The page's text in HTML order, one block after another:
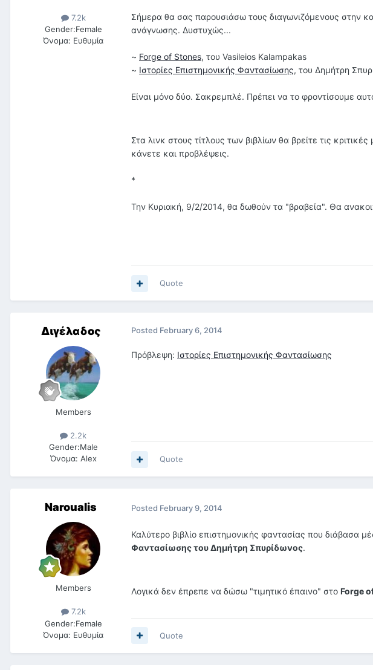
7.2k
Gender:Female
Όνομα: Ευθυμία
Σήμερα θα σας παρουσιάσω τους διαγωνιζόμενους στην
ανάγνωσης. Δυστυχώς...
~ Forge of Stones, του Vasileios Kalampakas
~ Ιστορίες Επιστημονικής Φαντασίωσης, του Δημήτρη
Είναι μόνο δύο. Σακρεμπλέ. Πρέπει να το φροντίσουμε
Στα λινκ στους τίτλους των βιβλίων θα βρείτε τις
κάνετε και προβλέψεις.
*
Την Κυριακή, 9/2/2014, θα δωθούν τα "βραβεία". Θα
Quote
Διγέλαδος
Members
2.2k
Gender:Male
Όνομα: Alex
Posted February 6, 2014
Πρόβλεψη: Ιστορίες Επιστημονικής Φαντασίωσης
Quote
Naroualis
Members
7.2k
Gender:Female
Όνομα: Ευθυμία
Posted February 9, 2014
Καλύτερο βιβλίο επιστημονικής φαντασίας που διάβασα
Φαντασίωσης του Δημήτρη Σπυρίδωνος.
Λογικά δεν έπρεπε να δώσω "τιμητικό έπαινο" στο Forge
Quote